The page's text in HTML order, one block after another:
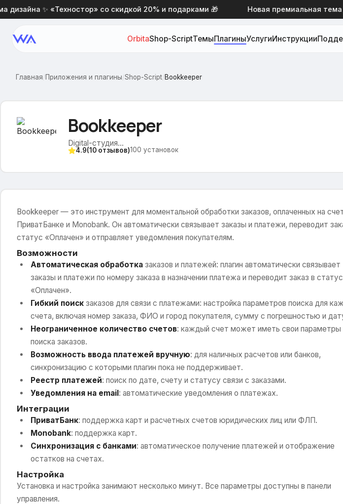
✨ «Техностор» со скидкой 20% и подарками 🎁 Новая премиальная тема
OrbitaShop-ScriptТемыПлагиныУслугиИнструкции
Главная/Приложения и плагины/Shop-Script/Bookkeeper
Bookkeeper
Digital-студия...
4.9(10отзывов)100 установок
Bookkeeper — это инструмент для моментальной обработки заказов, оплаченных на
ПриватБанке и Monobank. Он автоматически связывает заказы и платежи, переводит
статус «Оплачен» и отправляет уведомления покупателям.
Возможности
Автоматическая обработказаказов и платежей: плагин автоматически связывает
заказы и платежи по номеру заказа в назначении платежа и переводит заказ в статус
«Оплачен».
Гибкий поискзаказов для связи с платежами: настройка параметров поиска для
счета, включая номер заказа, ФИО и город покупателя, сумму с погрешностью и
Неограниченное количество счетов: каждый счет может иметь свои параметры
поиска заказов.
Возможность ввода платежей вручную: для наличных расчетов или банков,
синхронизацию с которыми плагин пока не поддерживает.
Реестр платежей: поиск по дате, счету и статусу связи с заказами.
Уведомления на email: автоматические уведомления о платежах.
Интеграции
ПриватБанк: поддержка карт и расчетных счетов юридических лиц или ФЛП.
Monobank: поддержка карт.
Синхронизация с банками: автоматическое получение платежей и отображение
остатков на счетах.
Настройка
Установка и настройка занимают несколько минут. Все параметры доступны в панели
управления.